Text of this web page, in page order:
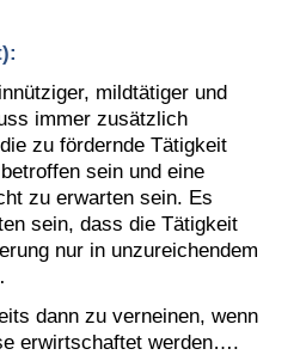
mildtätiger und
immer zusätzlich
zu fördernde Tätigkeit
sein und eine
zu erwarten sein. Es
sein, dass die Tätigkeit
nur in unzureichendem
dann zu verneinen, wenn
erwirtschaftet werden….